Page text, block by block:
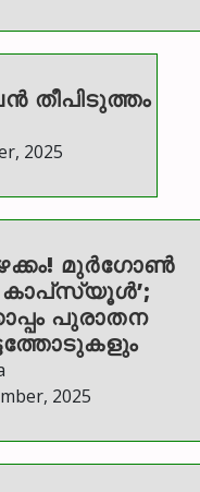
തീപിടുത്തം
2025
മുർഗോൺ
കാപ്‌സ്യൂൾ’;
പുരാതന
2025